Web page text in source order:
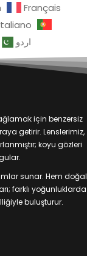
Français
اردو
için benzersiz
getirir. Lenslerimiz,
koyu gözleri
sunar. Hem doğal
farklı yoğunluklarda
buluşturur.